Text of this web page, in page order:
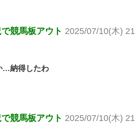
競馬板アウト 2025/07/10(木)
…納得したわ
競馬板アウト 2025/07/10(木)